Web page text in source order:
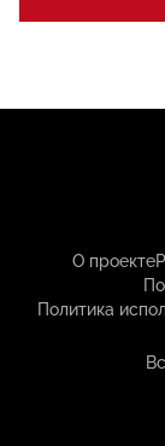
О проекте
Политика